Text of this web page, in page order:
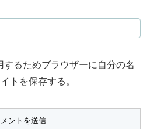
するためブラウザーに自分の名
トを保存する。